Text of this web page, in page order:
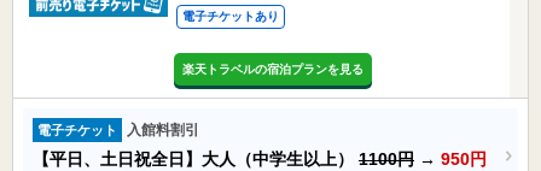
電子チケットあり
楽天トラベルの宿泊プランを見る
電子チケット 入館料割引
【平日、土日祝全日】大人（中学生以上） 1100円 → 950円